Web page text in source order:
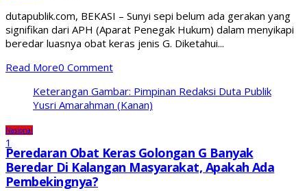
dutapublik.com, BEKASI – Sunyi sepi belum ada gerakan yang
signifikan dari APH (Aparat Penegak Hukum) dalam menyikapi
beredar luasnya obat keras jenis G. Diketahui...
Read More0 Comment
Keterangan Gambar: Pimpinan Redaksi Duta Publik
Yusri Amarahman (Kanan)
Nasional
1
Peredaran Obat Keras Golongan G Banyak
Beredar Di Kalangan Masyarakat, Apakah Ada
Pembekingnya?